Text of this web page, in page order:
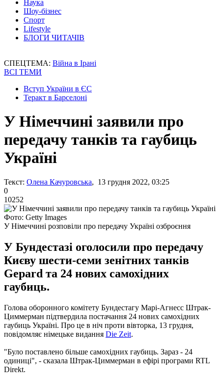
Наука
Шоу-бізнес
Спорт
Lifestyle
БЛОГИ ЧИТАЧІВ
СПЕЦТЕМА: Війна в Ірані
ВСІ ТЕМИ
Вступ України в ЄС
Теракт в Барселоні
У Німеччині заявили про
передачу танків та гаубиць
Україні
Текст: Олена Качуровська, 13 грудня 2022, 03:25
0
10252
Фото: Getty Images
У Німеччині розповіли про передачу Україні озброєння
У Бундестазі оголосили про передачу
Києву шести-семи зенітних танків
Gepard та 24 нових самохідних
гаубиць.
Голова оборонного комітету Бундестагу Марі-Агнесс Штрак-
Циммерман підтвердила постачання 24 нових самохідних
гаубиць Україні. Про це в ніч проти вівторка, 13 грудня,
повідомляє німецьке видання Die Zeit.
"Було поставлено більше самохідних гаубиць. Зараз - 24
одиниці", - сказала Штрак-Циммерман в ефірі програми RTL
Direkt.